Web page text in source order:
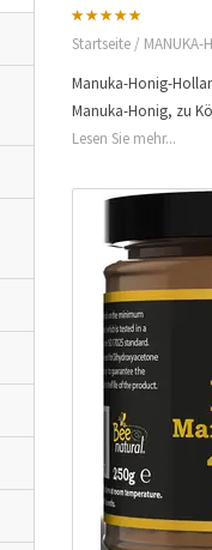
Startseite / MANUKA-
Manuka-Honig-
Manuka-Honig, zu
Lesen Sie mehr...